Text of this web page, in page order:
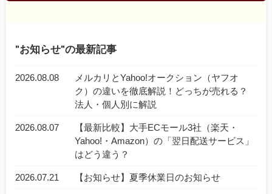
お知らせ の最新記事
2026.08.08
メルカリとYahoo!オークション（ヤフオ
ク）の違いを徹底解説！どっちが売れる？
法人・個人別に解説
2026.08.07
【最新比較】大手ECモール3社（楽天・
Yahoo!・Amazon）の「翌日配送サービス」
はどう違う？
2026.07.21 【お知らせ】夏季休業日のお知らせ